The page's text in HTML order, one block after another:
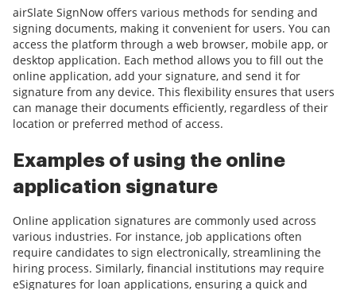
airSlate SignNow offers various methods for sending and
signing documents, making it convenient for users. You can
access the platform through a web browser, mobile app, or
desktop application. Each method allows you to fill out the
online application, add your signature, and send it for
signature from any device. This flexibility ensures that users
can manage their documents efficiently, regardless of their
location or preferred method of access.
Examples of using the online
application signature
Online application signatures are commonly used across
various industries. For instance, job applications often
require candidates to sign electronically, streamlining the
hiring process. Similarly, financial institutions may require
eSignatures for loan applications, ensuring a quick and